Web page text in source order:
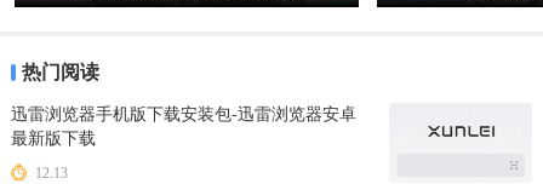
热门阅读
迅雷浏览器手机版下载安装包-迅雷浏览器安卓
最新版下载
12.13